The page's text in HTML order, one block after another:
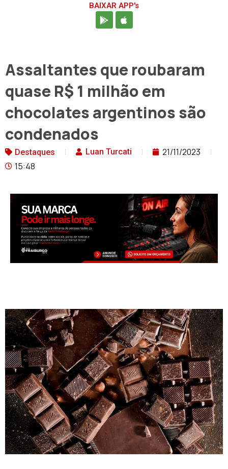
BAIXAR APP's
Assaltantes que roubaram
quase R$ 1 milhão em
chocolates argentinos são
condenados
Destaques Luan Turcati
21/11/2023
15:48